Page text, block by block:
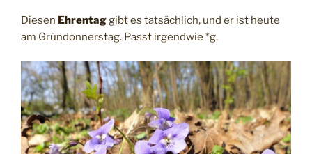
Diesen Ehrentaggibt es tatsächlich, und er ist heute
am Gründonnerstag. Passt irgendwie *g.